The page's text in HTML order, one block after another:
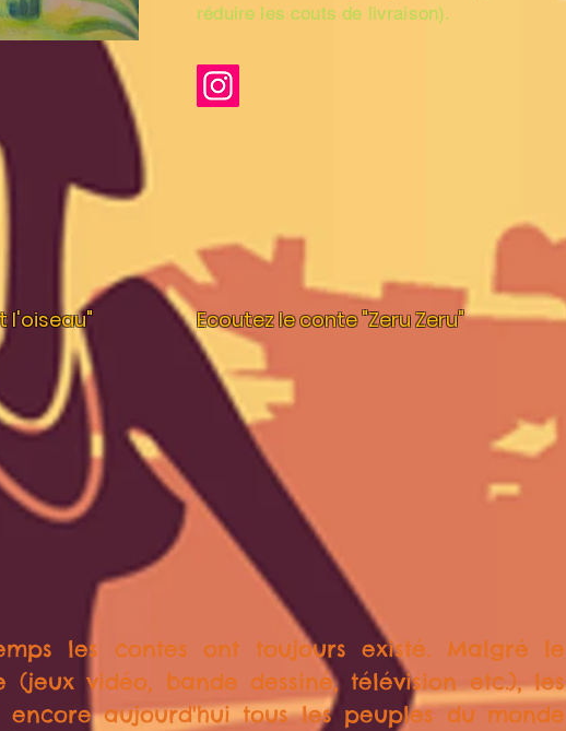
réduire les couts de livraison).
l'oiseau" Ecoutez le conte "Zeru Zeru"
les contes ont toujours existé. Malgré le
(jeux vidéo, bande dessiné, télévision etc.), les
aujourd'hui tous les peuples du monde